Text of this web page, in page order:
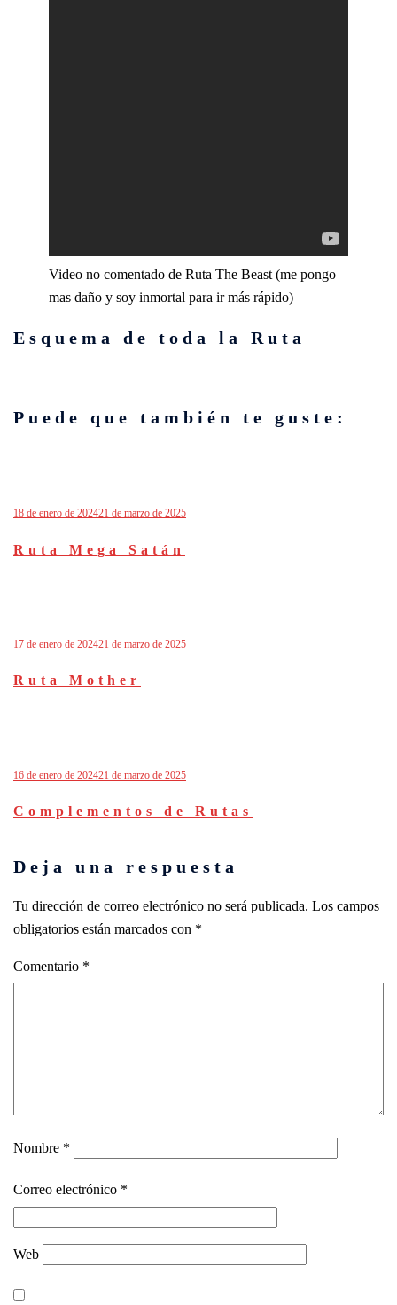
Video no comentado de Ruta The Beast (me pongo
mas daño y soy inmortal para ir más rápido)
Esquema de toda la Ruta
Puede que también te guste:
18 de enero de 202421 de marzo de 2025
Ruta Mega Satán
17 de enero de 202421 de marzo de 2025
Ruta Mother
16 de enero de 202421 de marzo de 2025
Complementos de Rutas
Deja una respuesta
Tu dirección de correo electrónico no será publicada. Los campos
obligatorios están marcados con *
Comentario *
Nombre *
Correo electrónico *
Web